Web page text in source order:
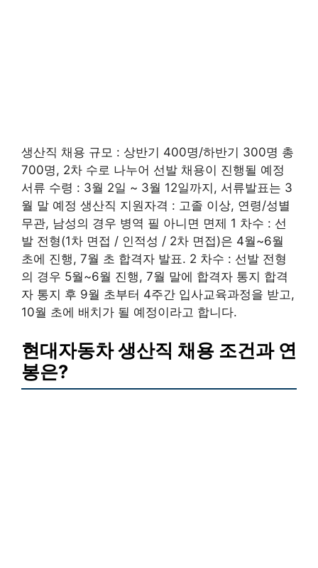
생산직 채용 규모 : 상반기 400명/하반기 300명 총
700명, 2차 수로 나누어 선발 채용이 진행될 예정
서류 수령 : 3월 2일 ~ 3월 12일까지, 서류발표는 3
월 말 예정 생산직 지원자격 : 고졸 이상, 연령/성별
무관, 남성의 경우 병역 필 아니면 면제 1 차수 : 선
발 전형(1차 면접 / 인적성 / 2차 면접)은 4월~6월
초에 진행, 7월 초 합격자 발표. 2 차수 : 선발 전형
의 경우 5월~6월 진행, 7월 말에 합격자 통지 합격
자 통지 후 9월 초부터 4주간 입사교육과정을 받고,
10월 초에 배치가 될 예정이라고 합니다.
현대자동차 생산직 채용 조건과 연
봉은?